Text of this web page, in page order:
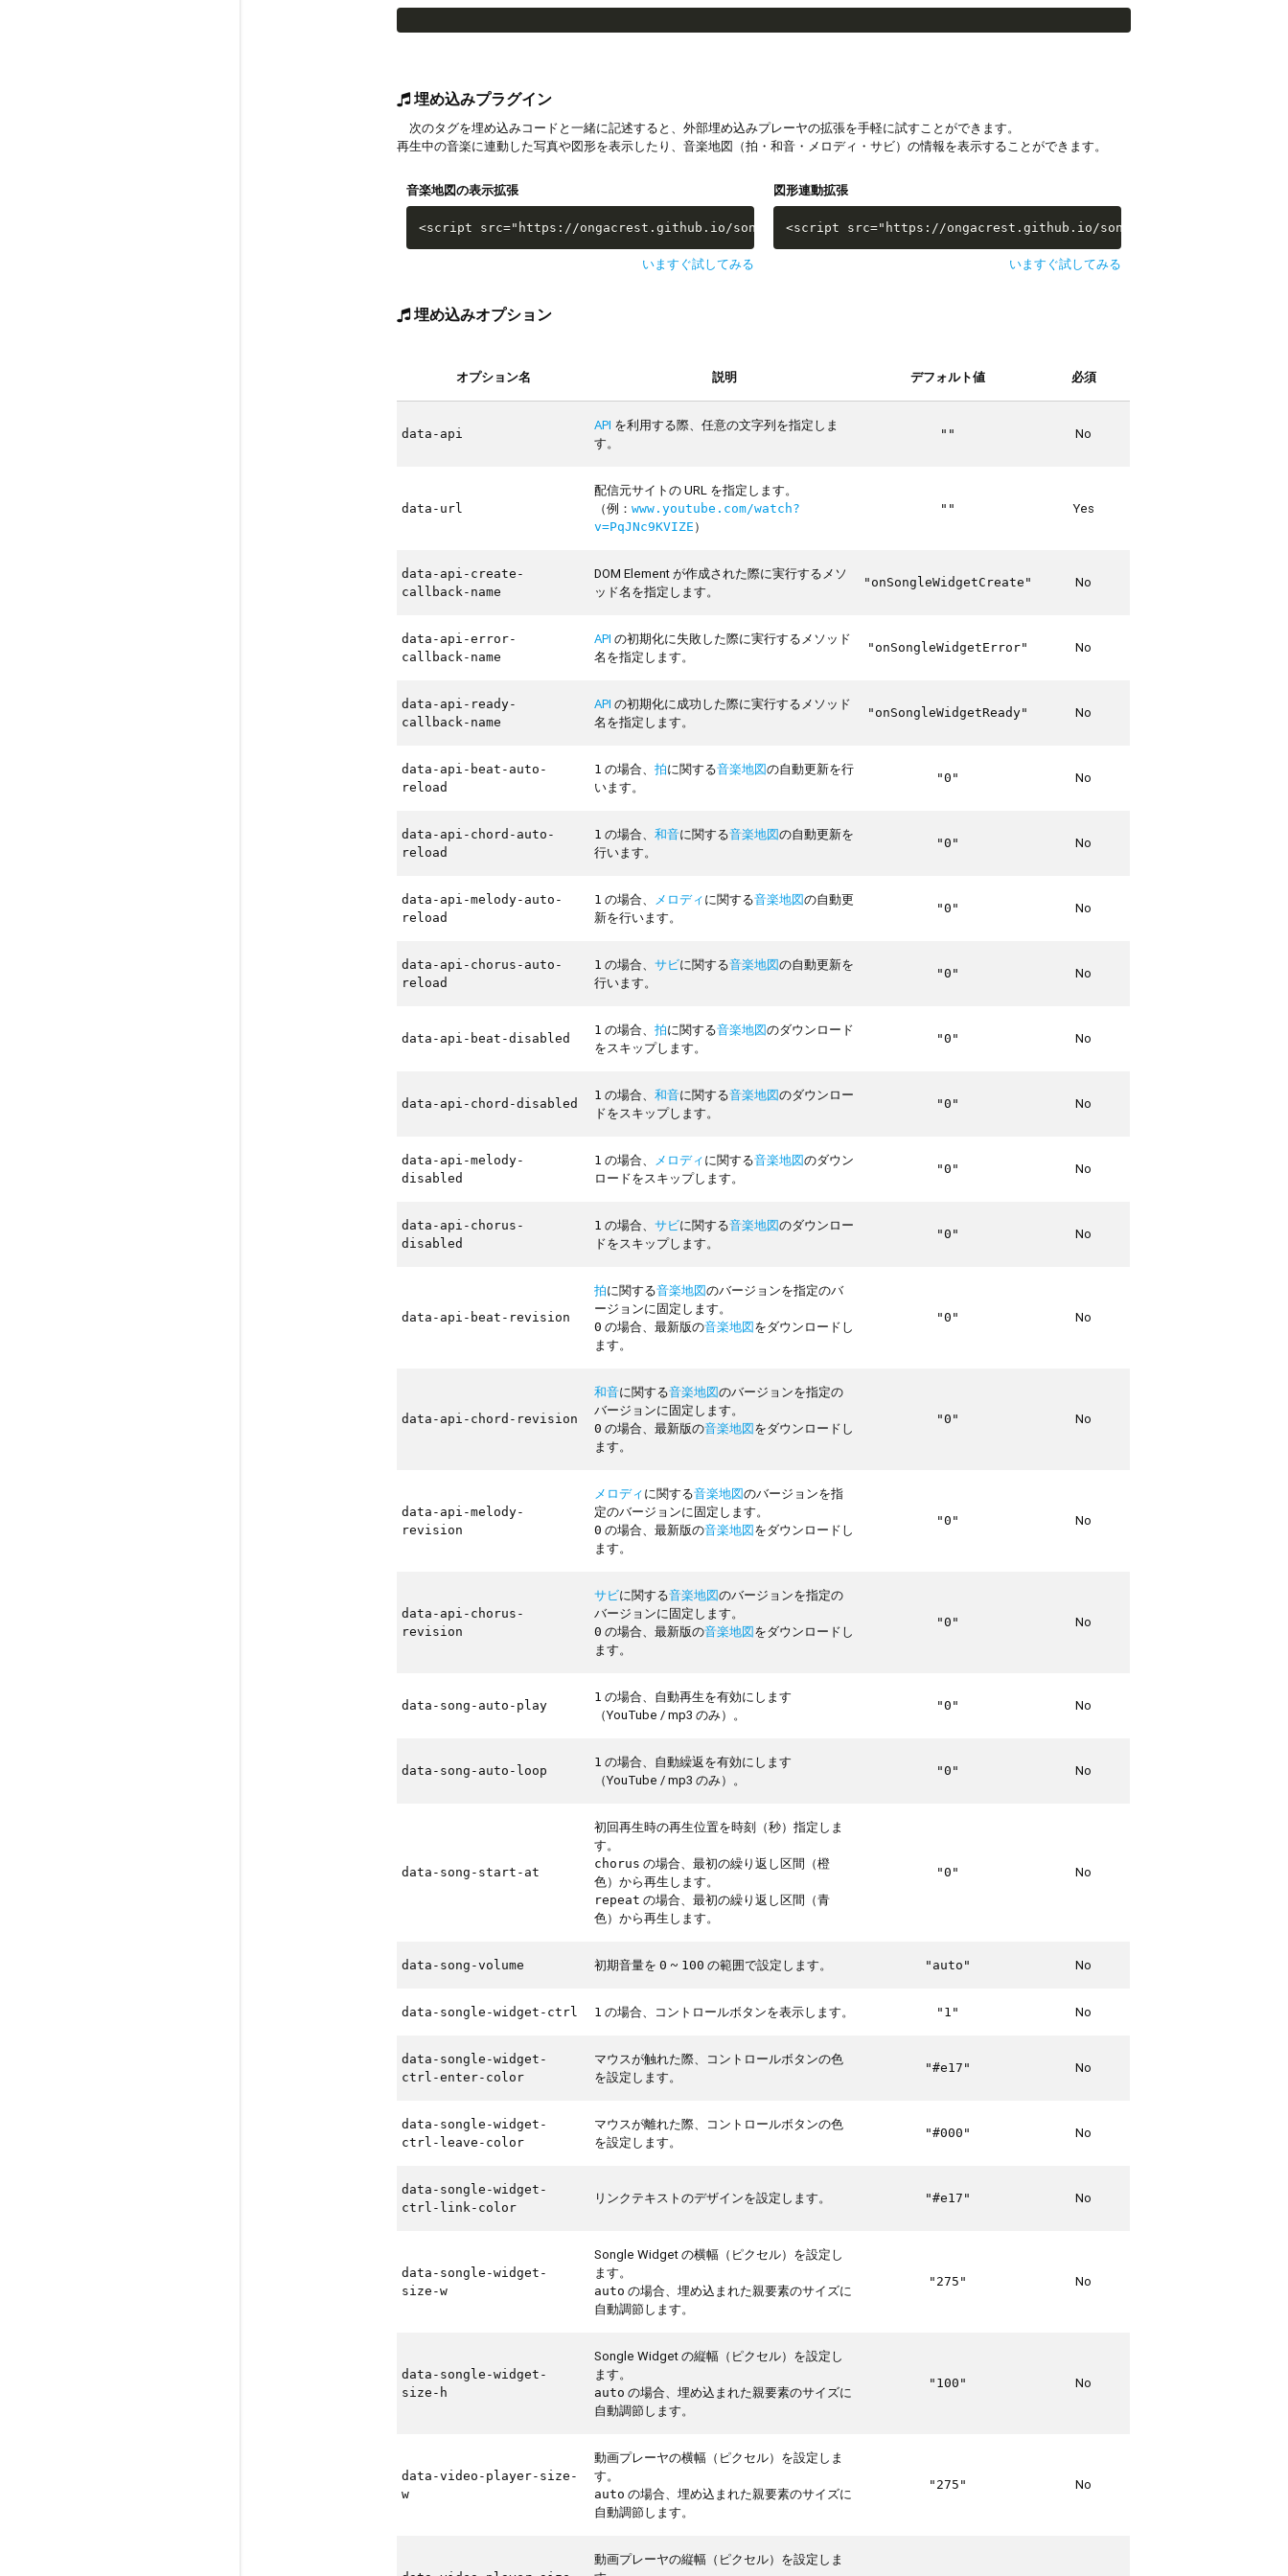
埋め込みプラグイン
次のタグを埋め込みコードと一緒に記述すると、外部埋め込みプレーヤの拡張を手軽に試すことができます。
再生中の音楽に連動した写真や図形を表示したり、音楽地図（拍・和音・メロディ・サビ）の情報を表示することができます。
音楽地図の表示拡張
<script src="https://ongacrest.github.io/songle-widget-api-examples/extras/sw-extra-stats.js"></script>
いますぐ試してみる
図形連動拡張
<script src="https://ongacrest.github.io/songle-widget-api-
いますぐ試してみる
埋め込みオプション
オプション名 説明 デフォルト値 必須
data-api
API を利用する際、任意の文字列を指定しま
す。
"" No
data-url
配信元サイトの URL を指定します。
（例：www.youtube.com/watch?
v=PqJNc9KVIZE ）
"" Yes
data-api-create-
callback-name
DOM Element が作成された際に実行するメソ
ッド名を指定します。
"onSongleWidgetCreate" No
data-api-error-
callback-name
API の初期化に失敗した際に実行するメソッド
名を指定します。
"onSongleWidgetError" No
data-api-ready-
callback-name
API の初期化に成功した際に実行するメソッド
名を指定します。
"onSongleWidgetReady" No
data-api-beat-auto-
reload
1 の場合、拍に関する音楽地図の自動更新を行
います。
"0" No
data-api-chord-auto-
reload
1 の場合、和音に関する音楽地図の自動更新を
行います。
"0" No
data-api-melody-auto-
reload
1 の場合、 メロディに関する音楽地図の自動更
新を行います。
"0" No
data-api-chorus-auto-
reload
1 の場合、サビに関する音楽地図の自動更新を
行います。
"0" No
data-api-beat-disabled
1 の場合、拍に関する音楽地図のダウンロード
をスキップします。
"0" No
data-api-chord-disabled
1 の場合、和音に関する音楽地図のダウンロー
ドをスキップします。
"0" No
data-api-melody-
disabled
1 の場合、 メロディに関する音楽地図のダウン
ロードをスキップします。
"0" No
data-api-chorus-
disabled
1 の場合、サビに関する音楽地図のダウンロー
ドをスキップします。
"0" No
data-api-beat-revision
拍に関する音楽地図のバージョンを指定のバ
ージョンに固定します。
0 の場合、最新版の音楽地図をダウンロードし
ます。
"0" No
data-api-chord-revision
和音に関する音楽地図のバージョンを指定の
バージョンに固定します。
0 の場合、最新版の音楽地図をダウンロードし
ます。
"0" No
data-api-melody-
revision
メロディに関する音楽地図のバージョンを指
定のバージョンに固定します。
0 の場合、最新版の音楽地図をダウンロードし
ます。
"0" No
data-api-chorus-
revision
サビに関する音楽地図のバージョンを指定の
バージョンに固定します。
0 の場合、最新版の音楽地図をダウンロードし
ます。
"0" No
data-song-auto-play
1 の場合、自動再生を有効にします
（YouTube / mp3 のみ）。
"0" No
data-song-auto-loop
1 の場合、自動繰返を有効にします
（YouTube / mp3 のみ）。
"0" No
data-song-start-at
初回再生時の再生位置を時刻（秒）指定しま
す。
chorus の場合、最初の繰り返し区間（橙
色）から再生します。
repeat の場合、最初の繰り返し区間（青
色）から再生します。
"0" No
data-song-volume 初期音量を0 ~ 100 の範囲で設定します。 "auto" No
data-songle-widget-ctrl 1 の場合、コントロールボタンを表示します。 "1" No
data-songle-widget-
ctrl-enter-color
マウスが触れた際、コントロールボタンの色
を設定します。
"#e17" No
data-songle-widget-
ctrl-leave-color
マウスが離れた際、コントロールボタンの色
を設定します。
"#000" No
data-songle-widget-
ctrl-link-color
リンクテキストのデザインを設定します。 "#e17" No
data-songle-widget-
size-w
Songle Widget の横幅（ピクセル）を設定し
ます。
auto の場合、埋め込まれた親要素のサイズに
自動調節します。
"275" No
data-songle-widget-
size-h
Songle Widget の縦幅（ピクセル）を設定し
ます。
auto の場合、埋め込まれた親要素のサイズに
自動調節します。
"100" No
data-video-player-size-
w
動画プレーヤの横幅（ピクセル）を設定しま
す。
auto の場合、埋め込まれた親要素のサイズに
自動調節します。
"275" No
動画プレーヤの縦幅（ピクセル）を設定しま